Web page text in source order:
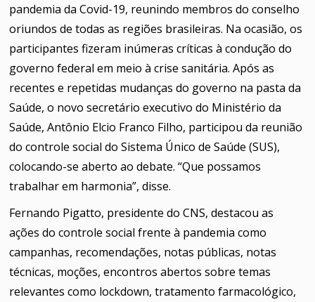
pandemia da Covid-19, reunindo membros do conselho
oriundos de todas as regiões brasileiras. Na ocasião, os
participantes fizeram inúmeras críticas à condução do
governo federal em meio à crise sanitária. Após as
recentes e repetidas mudanças do governo na pasta da
Saúde, o novo secretário executivo do Ministério da
Saúde, Antônio Elcio Franco Filho, participou da reunião
do controle social do Sistema Único de Saúde (SUS),
colocando-se aberto ao debate. “Que possamos
trabalhar em harmonia”, disse.
Fernando Pigatto, presidente do CNS, destacou as
ações do controle social frente à pandemia como
campanhas, recomendações, notas públicas, notas
técnicas, moções, encontros abertos sobre temas
relevantes como lockdown, tratamento farmacológico,